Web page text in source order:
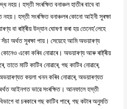
নহয়। হস্তী সংৰক্ষিত বনাঞ্চল হাতীৰ বাবে বা
নহয়। হস্তী সংৰক্ষিত বনাঞ্চলৰ কোনো আইনী সুৰক্ষা
বা ৰাষ্ট্ৰীয় উদ্যান ঘোষণা কৰা হয় তেনেহ’লেহে
অৰ্থত সুৰক্ষা পায়। সেয়েহে আমি অভয়াৰণ্য
একো কৰিব নোৱাৰে। অভয়াৰণ্য আৰু ৰাষ্ট্ৰীয়
মাটি কাটিব নোৱাৰে, গছ কাটিব নোৱাৰে,
কয়লা খনন কৰিব নোৱাৰে, অভয়াৰণ্যত
অৰ্থত আইনগত ভাৱে সংৰক্ষিত। আনফালে হস্তী
বা চৰকাৰে গছ কাটিব পাৰে, গছ কটাৰ অনুমতি